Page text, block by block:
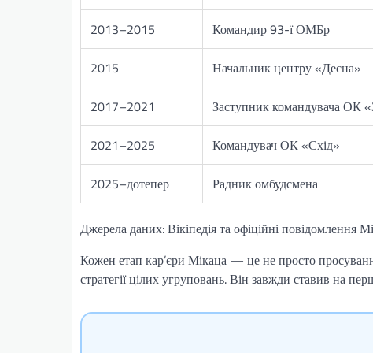
2013–2015 Командир 93-ї ОМБр
2015 Начальник центру «Десна»
2017–2021 Заступник командувача ОК
2021–2025 Командувач ОК «Схід»
2025–дотепер Радник омбудсмена
Джерела даних: Вікіпедія та офіційні повідомлення
Кожен етап кар’єри Мікаца — це не просто
стратегії цілих угруповань. Він завжди ставив на